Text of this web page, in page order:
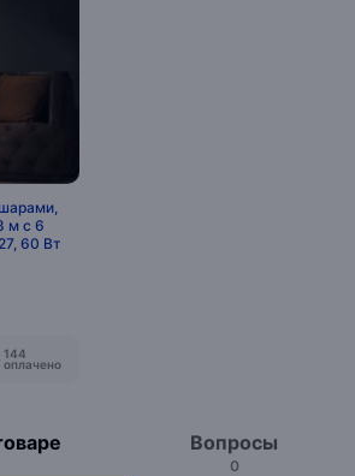
м с 6
60 Вт
144
оплачено
Вопросы
0